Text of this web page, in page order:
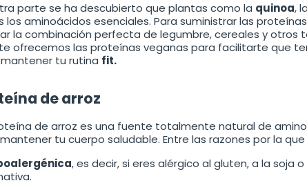
parte se ha descubierto que plantas como la quinoa,
los aminoácidos esenciales. Para suministrar las
la combinación perfecta de legumbre, cereales y otros
ofrecemos las proteínas veganas para facilitarte que
tu rutina fit.
de arroz
de arroz es una fuente totalmente natural de
tu cuerpo saludable. Entre las razones por la
, es decir, si eres alérgico al gluten, a la soja